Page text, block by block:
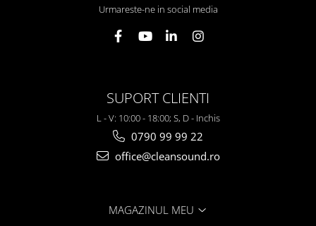
Urmareste-ne in social media
SUPORT CLIENTI
L - V: 10:00 - 18:00; S, D - Inchis
0790 99 99 22
office@cleansound.ro
MAGAZINUL MEU